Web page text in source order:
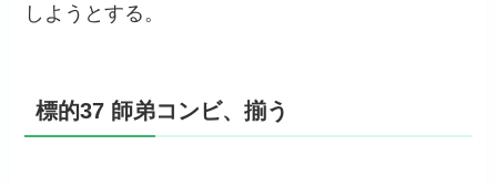
しようとする。
標的37 師弟コンビ、揃う